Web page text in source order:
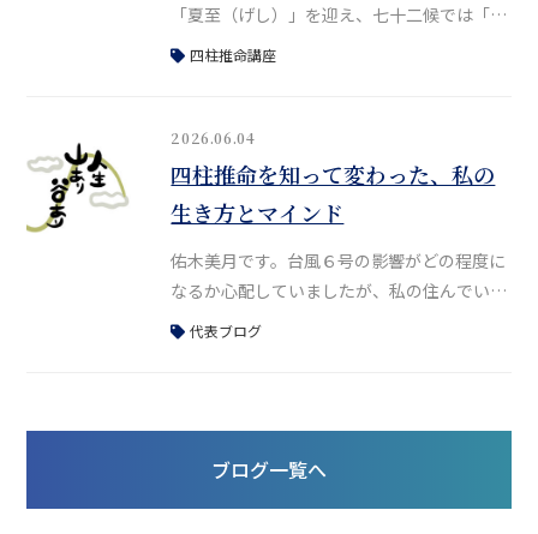
「夏至（げし）」を迎え、七十二候では「乃
東枯（なつかれくさかるる）」の時期に入り
ルコース16期」が無事に修了いたしました。
受講生のTさんから、修了後のご感想
（https://www.mituki-
y.com/voice/5935/）をいただきましたので
掲載させていただきます。難しい
四柱推命講座
2026.06.04
四柱推命を知って変わった、私の
生き方とマインド
佑木美月です。台風６号の影響がどの程度に
なるか心配していましたが、私の住んでいる
地域はそこまでひどくなく、ほっと一安心し
大阪での対面鑑定も再開しています。さて、
代表ブログ
ブログ一覧へ